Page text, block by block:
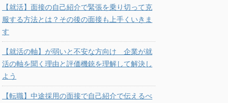
【就活】面接の自己紹介で緊張を乗り切って克
服する方法とは？その後の面接も上手くいきま
す
【就活の軸】が弱いと不安な方向け 企業が就
活の軸を聞く理由と評価機銃を理解して解決し
よう
【転職】中途採用の面接で自己紹介で伝えるべ